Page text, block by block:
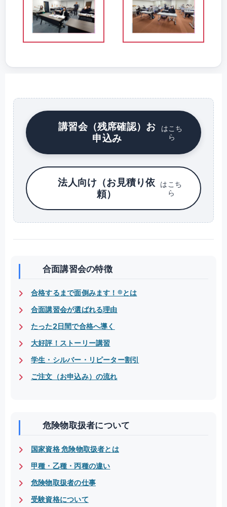
講習会（残席確認）お
申込み
はこち
ら
法人向け（お見積り依
頼）
はこち
ら
合面講習会の特徴
合格するまで面倒みます！®とは
合面講習会が選ばれる理由
たった2日間で合格へ導く
大好評！ストーリー講習
学生・シルバー・リピーター割引
ご注文（お申込み）の流れ
危険物取扱者について
国家資格 危険物取扱者とは
甲種・乙種・丙種の違い
危険物取扱者の仕事
受験資格について